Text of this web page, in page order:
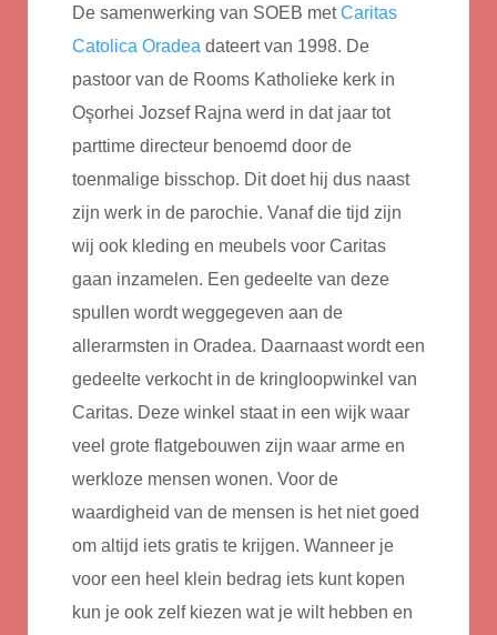
De samenwerking van SOEB metCaritas
Catolica Oradea dateert van 1998. De
pastoor van de Rooms Katholieke kerk in
Oşorhei Jozsef Rajna werd in dat jaar tot
parttime directeur benoemd door de
toenmalige bisschop. Dit doet hij dus naast
zijn werk in de parochie. Vanaf die tijd zijn
wij ook kleding en meubels voor Caritas
gaan inzamelen. Een gedeelte van deze
spullen wordt weggegeven aan de
allerarmsten in Oradea. Daarnaast wordt een
gedeelte verkocht in de kringloopwinkel van
Caritas. Deze winkel staat in een wijk waar
veel grote flatgebouwen zijn waar arme en
werkloze mensen wonen. Voor de
waardigheid van de mensen is het niet goed
om altijd iets gratis te krijgen. Wanneer je
voor een heel klein bedrag iets kunt kopen
kun je ook zelf kiezen wat je wilt hebben en